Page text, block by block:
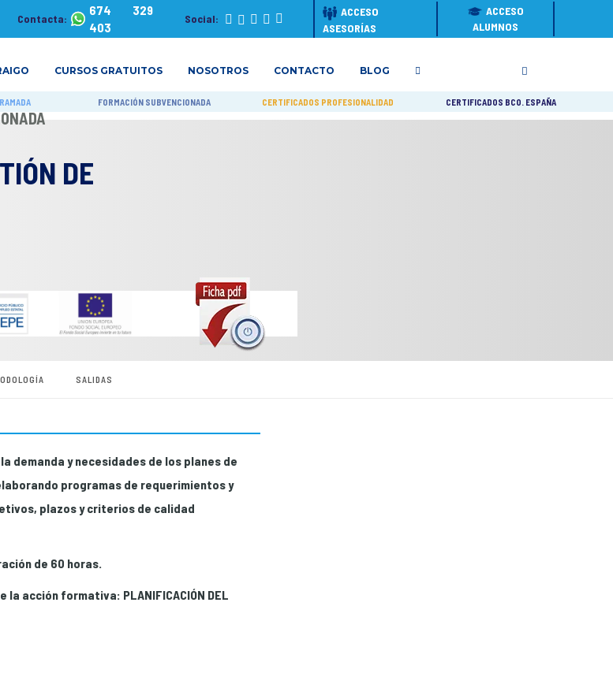
Contacta:
674 329
403
Social:
ACCESO
ASESORÍAS
ACCESO
ALUMNOS
CURSOS GRATUITOS NOSOTROS CONTACTO BLOG
FORMACIÓN SUBVENCIONADA CERTIFICADOS PROFESIONALIDAD CERTIFICADOS BCO. ESPAÑA
DE
SALIDAS
demanda y necesidades de los planes de
programas de requerimientos y
plazos y criterios de calidad
de 60 horas.
acción formativa: PLANIFICACIÓN DEL